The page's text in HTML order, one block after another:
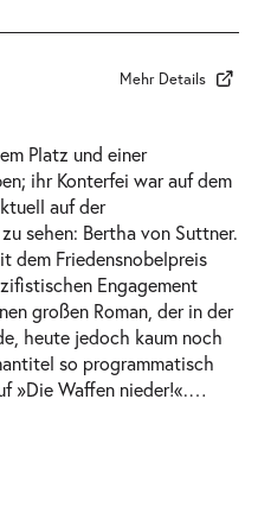
Tickets
Mehr Details
Platz und einer
ihr Konterfei war auf dem
auf der
sehen: Bertha von Suttner.
dem Friedensnobelpreis
Engagement
großen Roman, der in der
heute jedoch kaum noch
so programmatisch
»Die Waffen nieder!«.…